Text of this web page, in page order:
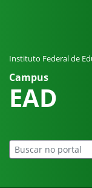
Instituto Federal de
Campus
EAD